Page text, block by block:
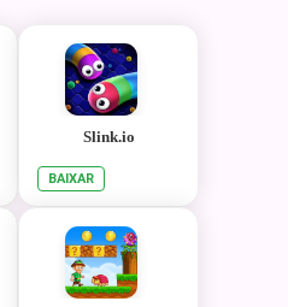
Slink.io
BAIXAR